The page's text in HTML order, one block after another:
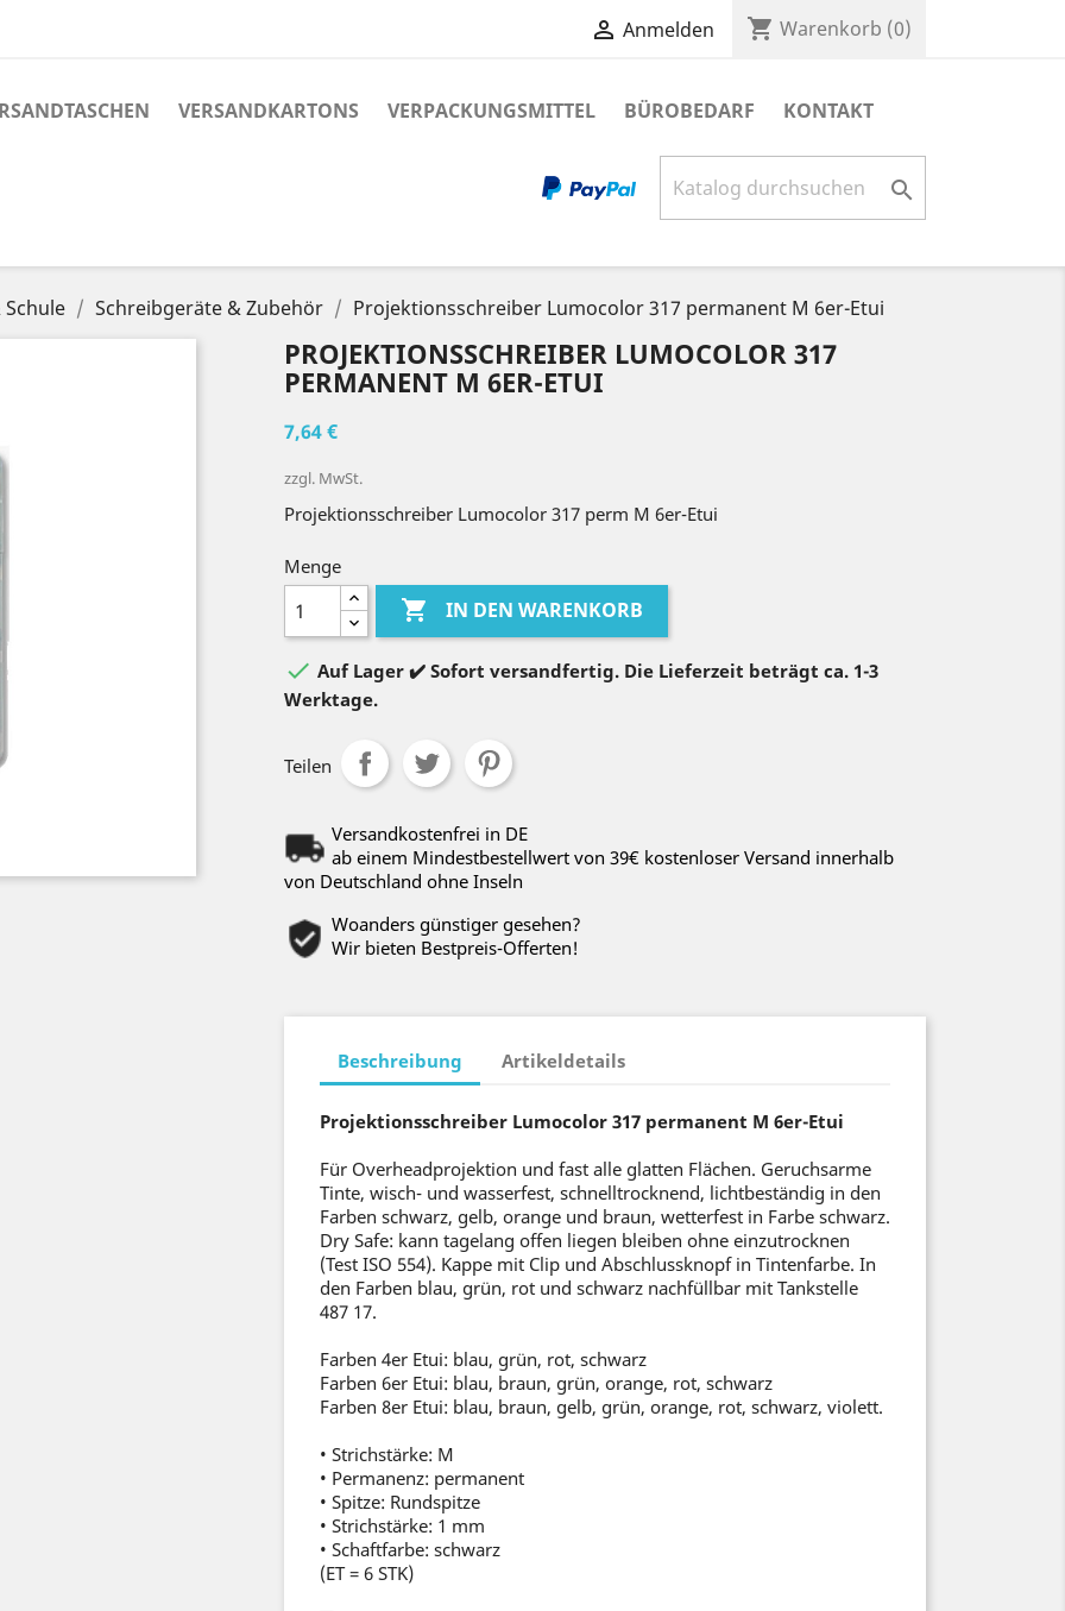
 Anmelden shopping_cart Warenkorb (0)
VERSANDKARTONS VERPACKUNGSMITTEL BÜROBEDARF KONTAKT

Schreibgeräte & Zubehör Projektionsschreiber Lumocolor 317 permanent M 6er-Etui
PROJEKTIONSSCHREIBER LUMOCOLOR 317
PERMANENT M 6ER-ETUI
7,64 €
zzgl. MwSt.
Projektionsschreiber Lumocolor 317 perm M 6er-Etui
Menge
 IN DEN WARENKORB
 Auf Lager ✔️ Sofort versandfertig. Die Lieferzeit beträgt ca. 1-3
Werktage.
Teilen
Versandkostenfrei in DE
ab einem Mindestbestellwert von 39€ kostenloser Versand innerhalb
von Deutschland ohne Inseln
Woanders günstiger gesehen?
Wir bieten Bestpreis-Offerten!
Beschreibung Artikeldetails
Projektionsschreiber Lumocolor 317 permanent M 6er-Etui
Für Overheadprojektion und fast alle glatten Flächen. Geruchsarme
Tinte, wisch- und wasserfest, schnelltrocknend, lichtbeständig in den
Farben schwarz, gelb, orange und braun, wetterfest in Farbe schwarz.
Dry Safe: kann tagelang offen liegen bleiben ohne einzutrocknen
(Test ISO 554). Kappe mit Clip und Abschlussknopf in Tintenfarbe. In
den Farben blau, grün, rot und schwarz nachfüllbar mit Tankstelle
487 17.
Farben 4er Etui: blau, grün, rot, schwarz
Farben 6er Etui: blau, braun, grün, orange, rot, schwarz
Farben 8er Etui: blau, braun, gelb, grün, orange, rot, schwarz, violett.
• Strichstärke: M
• Permanenz: permanent
• Spitze: Rundspitze
• Strichstärke: 1 mm
• Schaftfarbe: schwarz
(ET = 6 STK)